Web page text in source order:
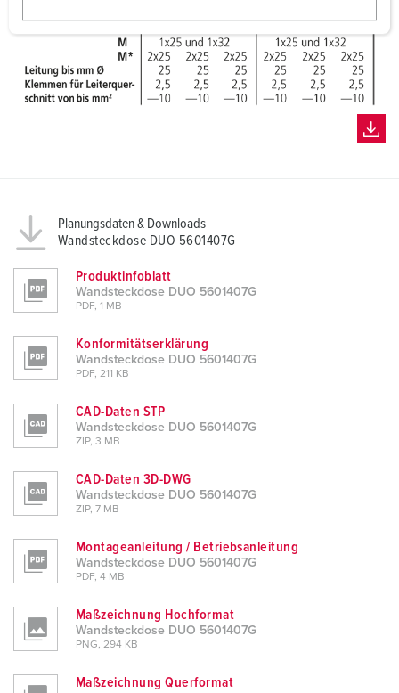
w
l
Planungsdaten & Downloads
Wandsteckdose DUO 5601407G
Produktinfoblatt
Wandsteckdose DUO 5601407G
PDF, 1 MB
Konformitätserklärung
Wandsteckdose DUO 5601407G
PDF, 211 KB
CAD-Daten STP
Wandsteckdose DUO 5601407G
ZIP, 3 MB
CAD-Daten 3D-DWG
Wandsteckdose DUO 5601407G
ZIP, 7 MB
Montageanleitung / Betriebsanleitung
Wandsteckdose DUO 5601407G
PDF, 4 MB
Maßzeichnung Hochformat
Wandsteckdose DUO 5601407G
PNG, 294 KB
Maßzeichnung Querformat